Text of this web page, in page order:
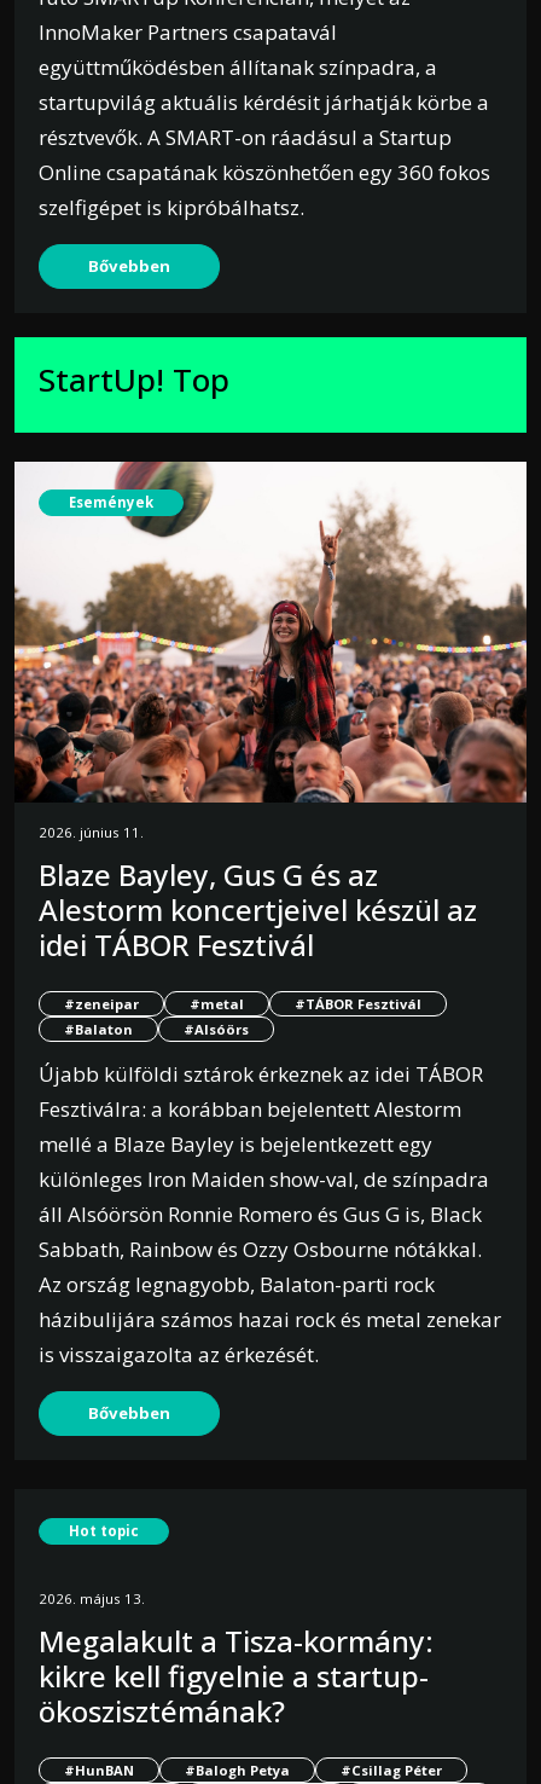
InnoMaker Partners csapatavál
együttműködésben állítanak színpadra, a
startupvilág aktuális kérdésit járhatják körbe a
résztvevők. A SMART-on ráadásul a Startup
Online csapatának köszönhetően egy 360 fokos
szelfigépet is kipróbálhatsz.
Bővebben
StartUp! Top
Események
2026. június 11.
Blaze Bayley, Gus G és az
Alestorm koncertjeivel készül az
idei TÁBOR Fesztivál
#zeneipar #metal
#TÁBOR Fesztivál
#Balaton
#Alsóörs
Újabb külföldi sztárok érkeznek az idei TÁBOR
Fesztiválra: a korábban bejelentett Alestorm
mellé a Blaze Bayley is bejelentkezett egy
különleges Iron Maiden show-val, de színpadra
áll Alsóörsön Ronnie Romero és Gus G is, Black
Sabbath, Rainbow és Ozzy Osbourne nótákkal.
Az ország legnagyobb, Balaton-parti rock
házibulijára számos hazai rock és metal zenekar
is visszaigazolta az érkezését.
Bővebben
Hot topic
2026. május 13.
Megalakult a Tisza-kormány:
kikre kell figyelnie a startup-
ökoszisztémának?
#HunBAN #Balogh Petya
#Csillag Péter